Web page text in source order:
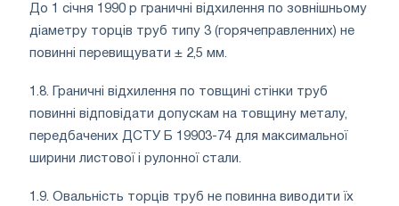
До 1 січня 1990 р граничні відхилення по зовнішньому
діаметру торців труб типу 3 (горячеправленних) не
повинні перевищувати ± 2,5 мм.
1.8. Граничні відхилення по товщині стінки труб
повинні відповідати допускам на товщину металу,
передбачених ДСТУ Б 19903-74 для максимальної
ширини листової і рулонної стали.
1.9. Овальність торців труб не повинна виводити їх